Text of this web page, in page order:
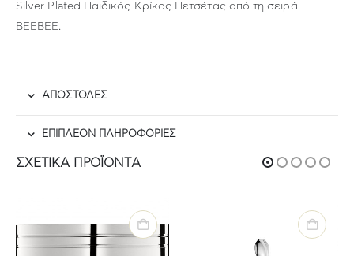
Silver Plated Παιδικός Κρίκος Πετσέτας από τη σειρά
BEEBEE.
ΑΠΟΣΤΟΛΕΣ
ΕΠΙΠΛΈΟΝ ΠΛΗΡΟΦΟΡΊΕΣ
ΣΧΕΤΙΚΆ ΠΡΟΪΌΝΤΑ